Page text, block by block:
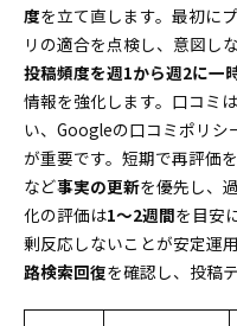
度を立て直します。最初に
リの適合を点検し、意図し
投稿頻度を週1から週2に一
情報を強化します。口コミは
い、Googleの口コミポリシ
が重要です。短期で再評価
など事実の更新を優先し、
化の評価は1～2週間を目安
剰反応しないことが安定運
路検索回復を確認し、投稿